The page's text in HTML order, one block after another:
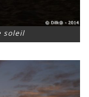
soleil